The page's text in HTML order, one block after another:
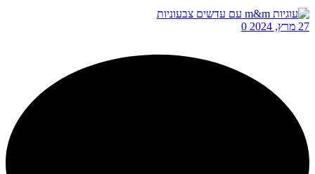
27 מרץ, 2024 0